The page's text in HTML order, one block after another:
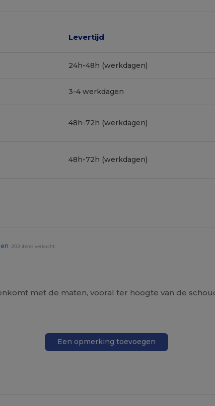
Levertijd
24h-48h (werkdagen)
3-4 werkdagen
48h-72h (werkdagen)
48h-72h (werkdagen)
203 items verkocht
met de maten, vooral ter hoogte van de
Een opmerking toevoegen